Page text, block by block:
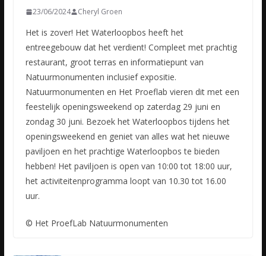
23/06/2024 Cheryl Groen
Het is zover! Het Waterloopbos heeft het
entreegebouw dat het verdient! Compleet met prachtig
restaurant, groot terras en informatiepunt van
Natuurmonumenten inclusief expositie.
Natuurmonumenten en Het Proeflab vieren dit met een
feestelijk openingsweekend op zaterdag 29 juni en
zondag 30 juni. Bezoek het Waterloopbos tijdens het
openingsweekend en geniet van alles wat het nieuwe
paviljoen en het prachtige Waterloopbos te bieden
hebben! Het paviljoen is open van 10:00 tot 18:00 uur,
het activiteitenprogramma loopt van 10.30 tot 16.00
uur.
© Het ProefLab Natuurmonumenten